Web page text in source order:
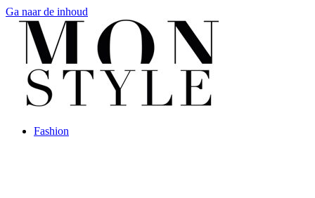
Ga naar de inhoud
Fashion